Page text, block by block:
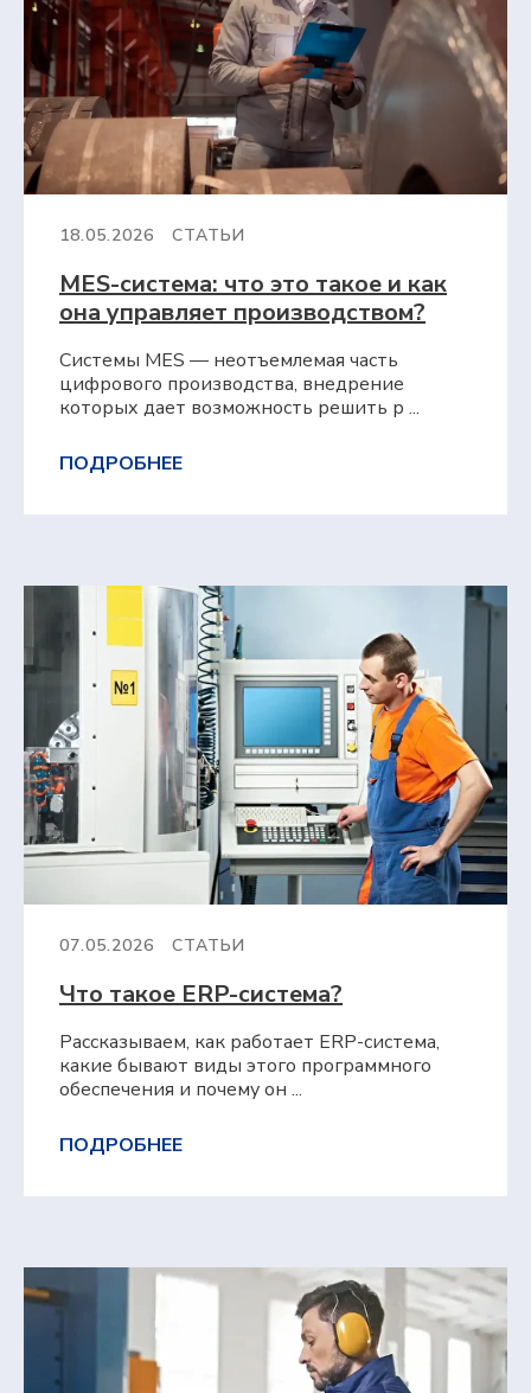
18.05.2026 СТАТЬИ
MES-система: что это такое и как
она управляет производством?
Системы MES — неотъемлемая часть
цифрового производства, внедрение
которых дает возможность решить р ...
ПОДРОБНЕЕ
07.05.2026 СТАТЬИ
Что такое ERP⁠-⁠система?
Рассказываем, как работает ERP-система,
какие бывают виды этого программного
обеспечения и почему он ...
ПОДРОБНЕЕ